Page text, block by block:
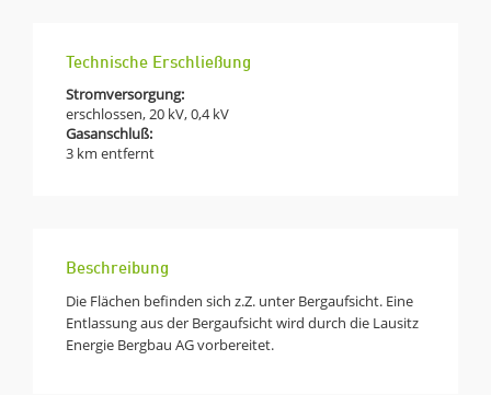
Technische Erschließung
Stromversorgung:
erschlossen, 20 kV, 0,4 kV
Gasanschluß:
3 km entfernt
Beschreibung
Die Flächen befinden sich z.Z. unter Bergaufsicht. Eine
Entlassung aus der Bergaufsicht wird durch die Lausitz
Energie Bergbau AG vorbereitet.